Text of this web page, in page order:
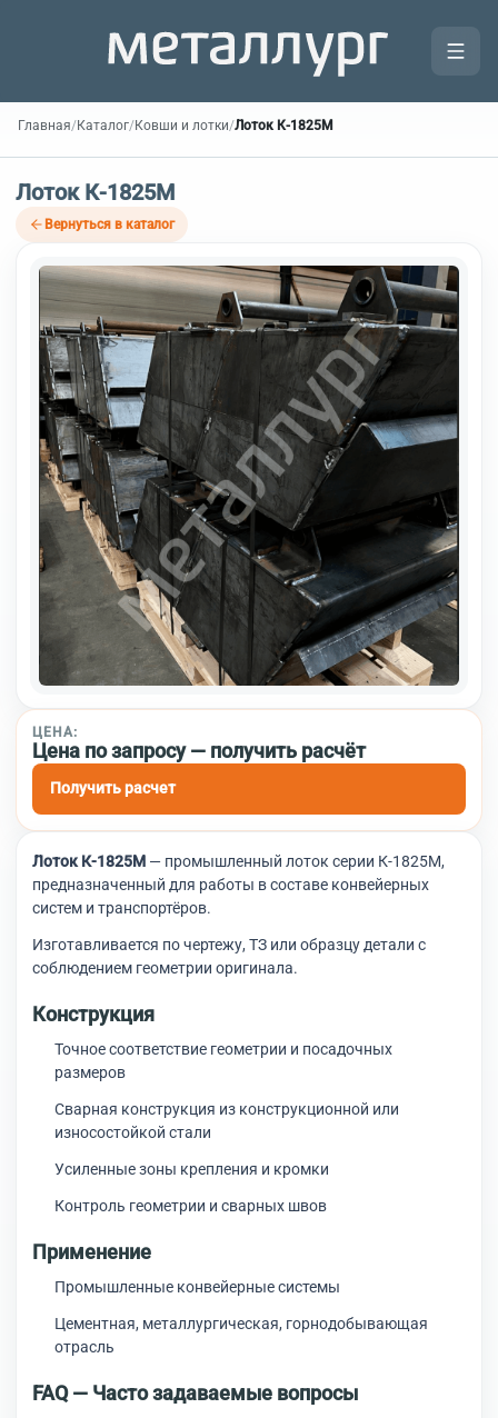
Главная/Каталог/Ковши и лотки/Лоток К-1825М
Лоток К-1825М
Вернуться в каталог
ЦЕНА:
Цена по запросу — получить расчёт
Получить расчет
Лоток К-1825М — промышленный лоток серии К-1825М,
предназначенный для работы в составе конвейерных
систем и транспортёров.
Изготавливается по чертежу, ТЗ или образцу детали с
соблюдением геометрии оригинала.
Конструкция
Точное соответствие геометрии и посадочных
размеров
Сварная конструкция из конструкционной или
износостойкой стали
Усиленные зоны крепления и кромки
Контроль геометрии и сварных швов
Применение
Промышленные конвейерные системы
Цементная, металлургическая, горнодобывающая
отрасль
FAQ — Часто задаваемые вопросы